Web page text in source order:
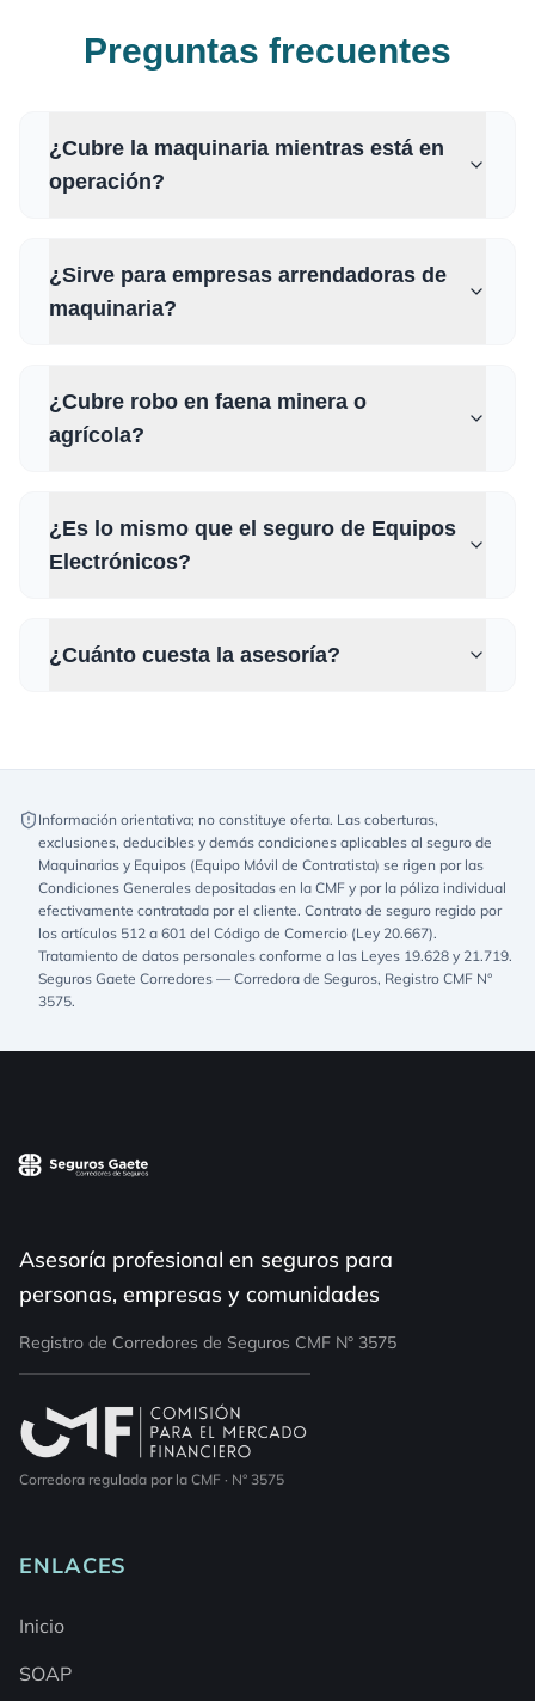
Preguntas frecuentes
¿Cubre la maquinaria mientras está en
operación?
¿Sirve para empresas arrendadoras de
maquinaria?
¿Cubre robo en faena minera o
agrícola?
¿Es lo mismo que el seguro de Equipos
Electrónicos?
¿Cuánto cuesta la asesoría?
Información orientativa; no constituye oferta. Las coberturas,
exclusiones, deducibles y demás condiciones aplicables al seguro de
Maquinarias y Equipos (Equipo Móvil de Contratista) se rigen por las
Condiciones Generales depositadas en la CMF y por la póliza individual
efectivamente contratada por el cliente. Contrato de seguro regido por
los artículos 512 a 601 del Código de Comercio (Ley 20.667).
Tratamiento de datos personales conforme a las Leyes 19.628 y 21.719.
Seguros Gaete Corredores — Corredora de Seguros, Registro CMF N°
3575.
Asesoría profesional en seguros para
personas, empresas y comunidades
Registro de Corredores de Seguros CMF N° 3575
Corredora regulada por la CMF · N° 3575
ENLACES
Inicio
SOAP